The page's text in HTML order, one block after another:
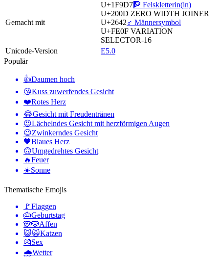
Gemacht mit
U+1F9D7 🧗 Felskletterin(in)
U+200D ZERO WIDTH JOINER
U+2642♂️ Männersymbol
U+FE0F VARIATION
SELECTOR-16
Unicode-Version
E5.0
Populär
👍Daumen hoch
😘Kuss zuwerfendes Gesicht
❤️Rotes Herz
😂Gesicht mit Freudentränen
😍Lächelndes Gesicht mit herzförmigen Augen
😉Zwinkerndes Gesicht
💙Blaues Herz
🙃Umgedrehtes Gesicht
🔥Feuer
☀️Sonne
Thematische Emojis
🚩Flaggen
🎂Geburtstag
🙈🙉Affen
😺🙀Katzen
💏Sex
🌧Wetter